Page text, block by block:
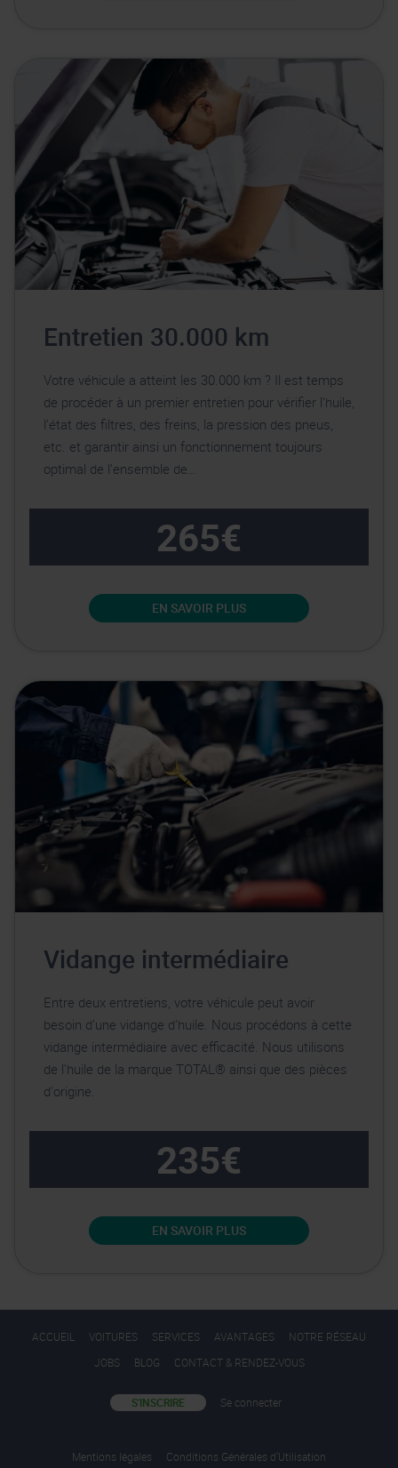
Entretien 30.000 km
Votre véhicule a atteint les 30.000 km ? Il est temps
de procéder à un premier entretien pour vérifier l’huile,
l’état des filtres, des freins, la pression des pneus,
etc. et garantir ainsi un fonctionnement toujours
optimal de l’ensemble de…
265€
EN SAVOIR PLUS
Vidange intermédiaire
Entre deux entretiens, votre véhicule peut avoir
besoin d’une vidange d’huile. Nous procédons à cette
vidange intermédiaire avec efficacité. Nous utilisons
de l'huile de la marque TOTAL® ainsi que des pièces
d'origine.
235€
EN SAVOIR PLUS
ACCUEIL VOITURES SERVICES AVANTAGES
NOTRE RÉSEAU
JOBS
BLOG CONTACT & RENDEZ-VOUS
S'INSCRIRE Se connecter
Mentions légales Conditions Générales d’Utilisation